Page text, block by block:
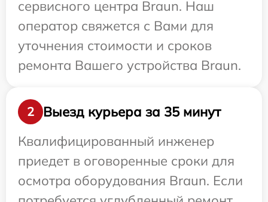
сервисного центра Braun. Наш
оператор свяжется с Вами для
уточнения стоимости и сроков
ремонта Вашего устройства Braun.
2
Выезд курьера за 35 минут
Квалифицированный инженер
приедет в оговоренные сроки для
осмотра оборудования Braun. Если